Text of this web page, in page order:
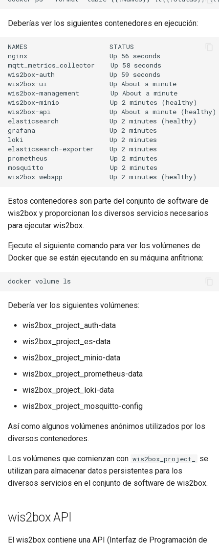
Deberías ver los siguientes contenedores en ejecución:
NAMES                     STATUS
nginx                     Up 56 seconds
mqtt_metrics_collector    Up 58 seconds
wis2box-auth              Up 59 seconds
wis2box-ui                Up About a minute
wis2box-management        Up About a minute
wis2box-minio             Up 2 minutes (healthy)
wis2box-api               Up About a minute (healthy)
elasticsearch             Up 2 minutes (healthy)
grafana                   Up 2 minutes
loki                      Up 2 minutes
elasticsearch-exporter    Up 2 minutes
prometheus                Up 2 minutes
mosquitto                 Up 2 minutes
Estos contenedores son parte del conjunto de software de
wis2box y proporcionan los diversos servicios necesarios
para ejecutar wis2box.
Ejecute el siguiente comando para ver los volúmenes de
Docker que se están ejecutando en su máquina anfitriona:
Debería ver los siguientes volúmenes:
wis2box_project_auth-data
wis2box_project_es-data
wis2box_project_minio-data
wis2box_project_prometheus-data
wis2box_project_loki-data
wis2box_project_mosquitto-config
Así como algunos volúmenes anónimos utilizados por los
diversos contenedores.
Los volúmenes que comienzan con wis2box_project_
se
utilizan para almacenar datos persistentes para los
diversos servicios en el conjunto de software de wis2box.
wis2box API
El wis2box contiene una API (Interfaz de Programación de